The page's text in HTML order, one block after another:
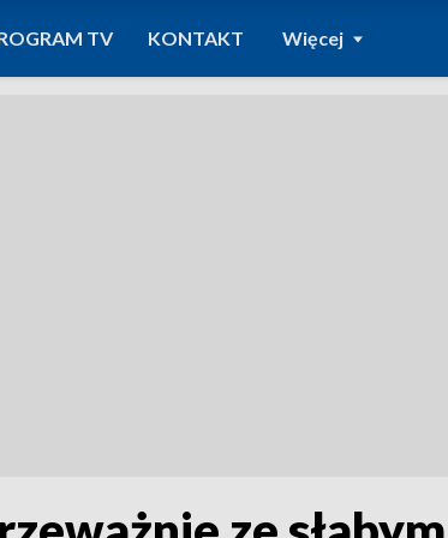
TV KONTAKT Więcej